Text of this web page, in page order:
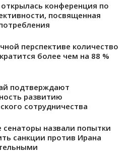
конференция по
посвященная
перспективе количество
более чем на 88 %
подтверждают
развитию
сотрудничества
сенаторы назвали попытки
санкции против Ирана